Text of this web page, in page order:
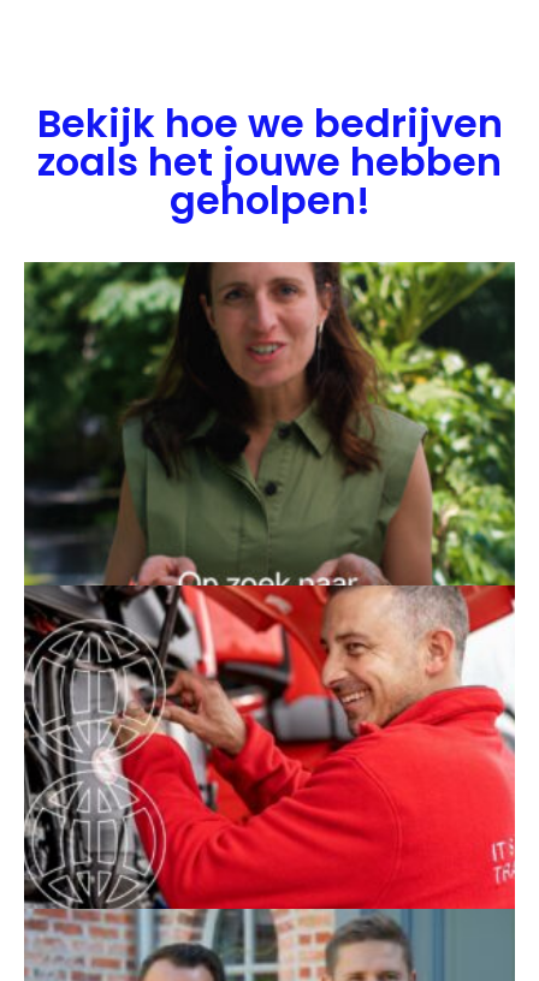
Bekijk hoe we bedrijven
zoals het jouwe hebben
geholpen!